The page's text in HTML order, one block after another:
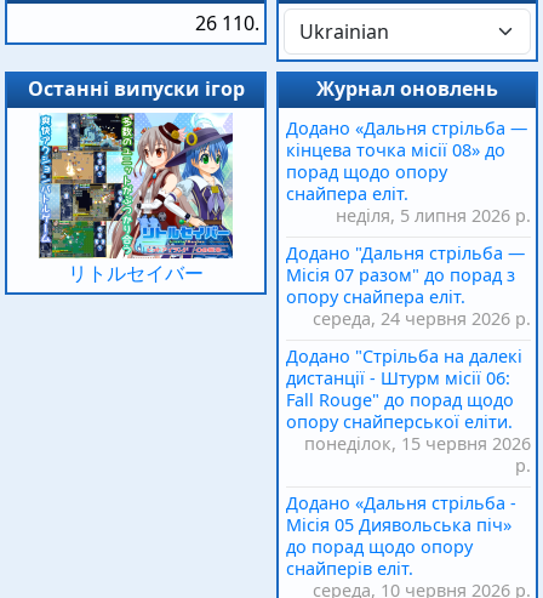
26 110.
Останні випуски ігор
リトルセイバー
Журнал оновлень
Додано «Дальня стрільба —
кінцева точка місії 08» до
порад щодо опору
снайпера еліт.
неділя, 5 липня 2026 р.
Додано "Дальня стрільба —
Місія 07 разом" до порад з
опору снайпера еліт.
середа, 24 червня 2026 р.
Додано "Стрільба на далекі
дистанції - Штурм місії 06:
Fall Rouge" до порад щодо
опору снайперської еліти.
понеділок, 15 червня 2026
р.
Додано «Дальня стрільба -
Місія 05 Диявольська піч»
до порад щодо опору
снайперів еліт.
середа, 10 червня 2026 р.